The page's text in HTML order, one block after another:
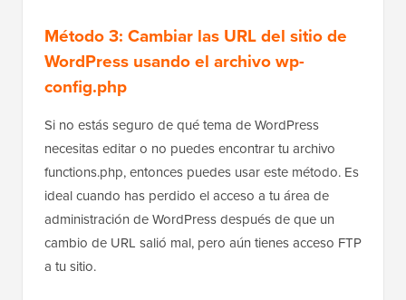
Método 3: Cambiar las URL del sitio de
WordPress usando el archivo wp-
config.php
Si no estás seguro de qué tema de WordPress
necesitas editar o no puedes encontrar tu archivo
functions.php, entonces puedes usar este método. Es
ideal cuando has perdido el acceso a tu área de
administración de WordPress después de que un
cambio de URL salió mal, pero aún tienes acceso FTP
a tu sitio.